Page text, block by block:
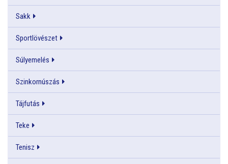
Sakk
Sportlövészet
Súlyemelés
Szinkornúszás
Tájfutás
Teke
Tenisz